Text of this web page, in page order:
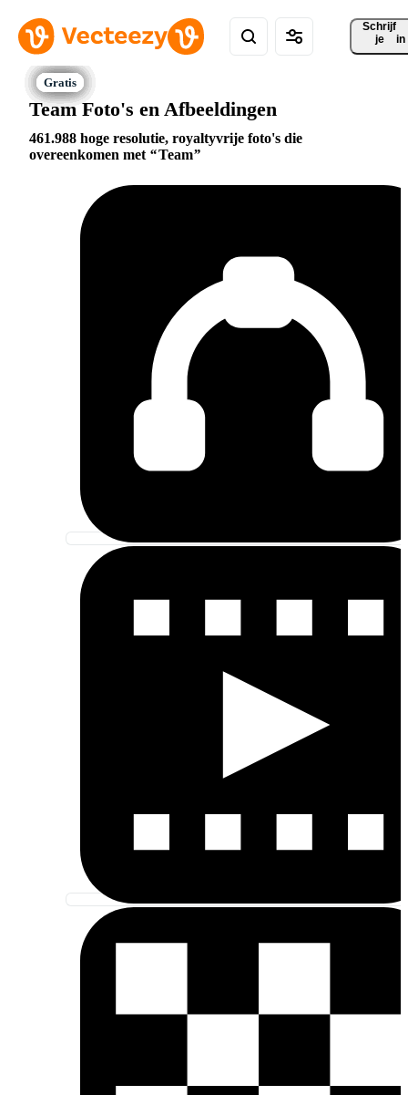
Schrijf
je
in
Team Foto's en Afbeeldingen
461.988 hoge resolutie, royaltyvrije foto's die
overeenkomen met
Team